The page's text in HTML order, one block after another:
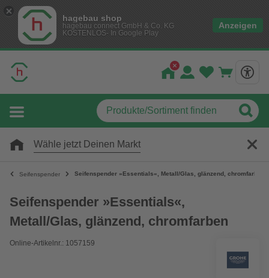
hagebau shop
hagebau connect GmbH & Co. KG
KOSTENLOS- In Google Play
Anzeigen
Wähle jetzt Deinen Markt
Seifenspender Seifenspender »Essentials«, Metall/Glas, glänzend, chromfarben
Seifenspender »Essentials«,
Metall/Glas, glänzend, chromfarben
Online-Artikelnr.: 1057159